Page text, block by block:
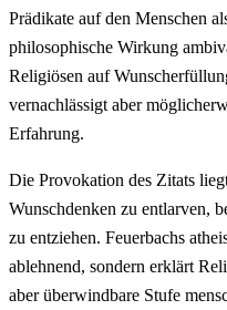
Prädikate auf den Menschen
philosophische Wirkung
Religiösen auf
vernachlässigt aber
Erfahrung.
Die Provokation des Zitats
Wunschdenken zu entlarven,
zu entziehen. Feuerbachs
ablehnend, sondern erklärt
aber überwindbare Stufe